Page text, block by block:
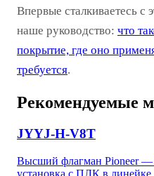
Впервые сталкиваетесь с
наше руководство: что
покрытие, где оно
требуется.
Рекомендуемые
JYYJ-H-V8T
Высший флагман Pioneer —
установка с ПЛК в